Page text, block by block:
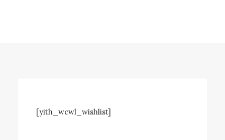
[yith_wcwl_wishlist]